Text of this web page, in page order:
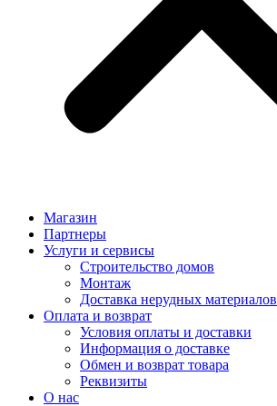
Магазин
Партнеры
Услуги и сервисы
Строительство домов
Монтаж
Доставка нерудных материалов
Оплата и возврат
Условия оплаты и доставки
Информация о доставке
Обмен и возврат товара
Реквизиты
О нас